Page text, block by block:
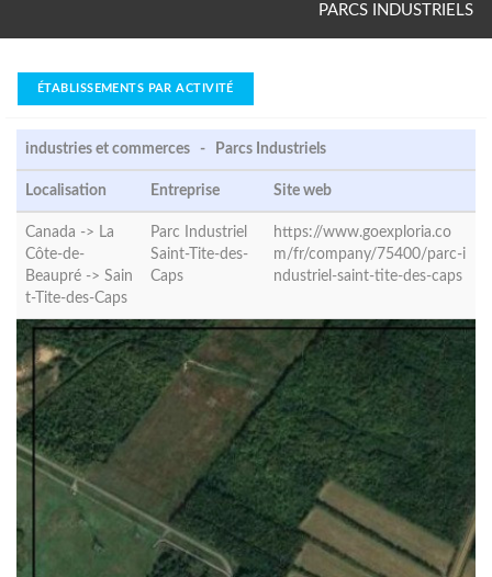
PARCS INDUSTRIELS
ÉTABLISSEMENTS PAR ACTIVITÉ
industries et commerces - Parcs Industriels
Localisation Entreprise Site web
Canada -> La
Côte-de-
Beaupré -> Sain
t-Tite-des-Caps
Parc Industriel
Saint-Tite-des-
Caps
https://www.goexploria.co
m/fr/company/75400/parc-i
ndustriel-saint-tite-des-caps